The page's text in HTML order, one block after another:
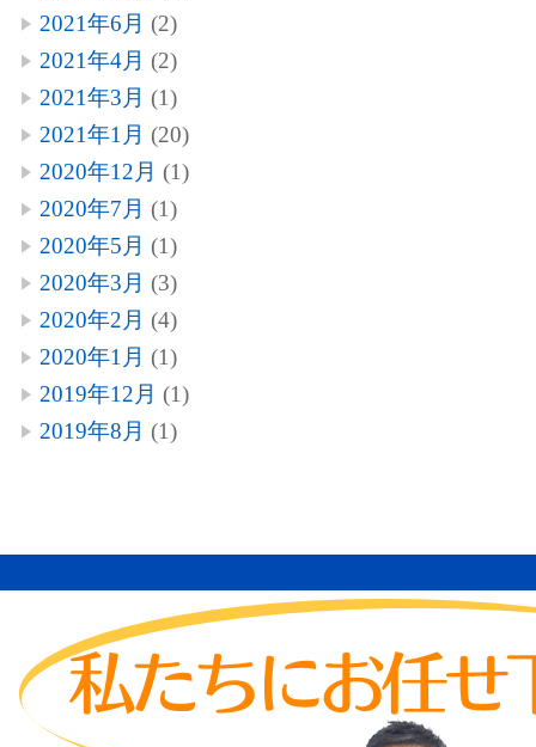
2021年6月 (2)
2021年4月 (2)
2021年3月 (1)
2021年1月 (20)
2020年12月 (1)
2020年7月 (1)
2020年5月 (1)
2020年3月 (3)
2020年2月 (4)
2020年1月 (1)
2019年12月 (1)
2019年8月 (1)